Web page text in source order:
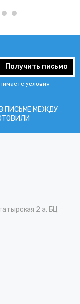
Получить письмо
условия
ПИCЬМЕ МЕЖДУ
2 а, БЦ